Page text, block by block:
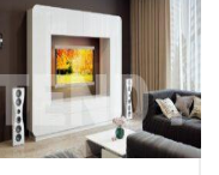
yemək otaqları
edildiyi
aradan
qoyduğumuz bu